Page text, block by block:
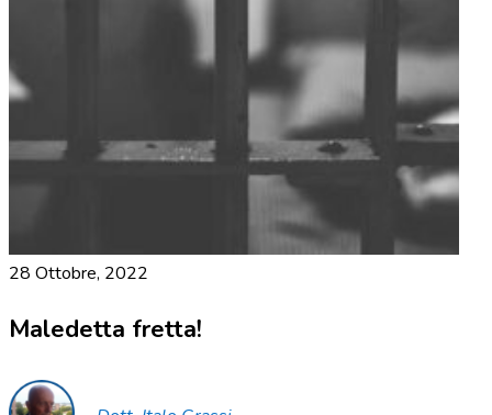
28 Ottobre, 2022
Maledetta fretta!